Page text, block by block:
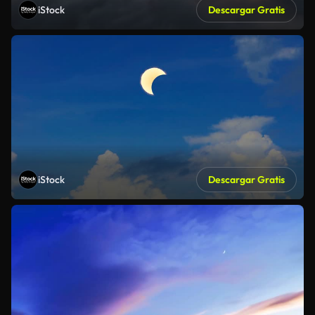
iStock Descargar Gratis
iStock Descargar Gratis